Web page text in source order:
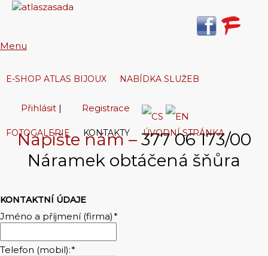
Menu
E-SHOP ATLAS BIJOUX NABÍDKA SLUŽEB
FOTOGALERIE KONTAKTY ÚVODNÍ STRÁNKA
Přihlásit | Registrace
V košíku: 0,00 Kč
Napište nám – 377 06 173/00
Náramek obtáčená šňůra
KONTAKTNÍ ÚDAJE
Jméno a příjmení (firma)*
Telefon (mobil):*